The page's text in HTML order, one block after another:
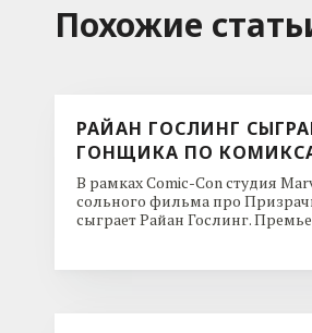
Похожие
РАЙАН ГОСЛИНГ
ГОНЩИКА ПО
В рамках Comic-Con студия
сольного фильма про
сыграет Райан Гослинг.